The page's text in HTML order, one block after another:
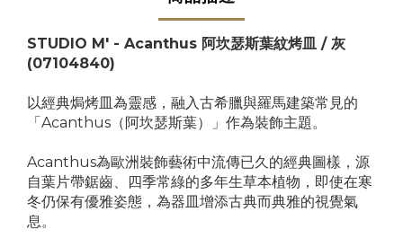
STUDIO M' - Acanthus 阿坎瑟斯葉紋烤皿 / 灰
(07104840)
以經典焗烤皿為靈感，融入古希臘與羅馬建築常見的
「Acanthus（阿坎瑟斯葉）」作為裝飾主題。
Acanthus為歐洲裝飾藝術中流傳已久的經典圖樣，源
自葉片帶鋸齒、四季常綠的多年生草本植物，即使在寒
冬仍保有優雅姿態，為器皿增添古典而典雅的視覺氣
息。